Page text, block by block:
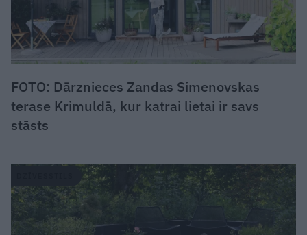
FOTO: Dārznieces Zandas Simenovskas
terase Krimuldā, kur katrai lietai ir savs
stāsts